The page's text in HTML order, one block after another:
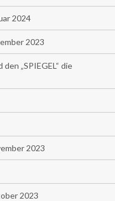
2024
2023
„SPIEGEL“ die
2023
2023